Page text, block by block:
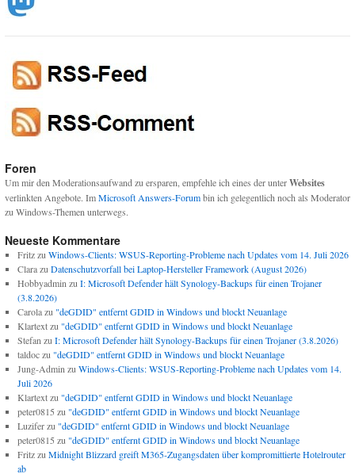
Foren
Um mir den Moderationsaufwand zu ersparen, empfehle ich eines der unterWebsites
verlinkten Angebote. ImMicrosoft Answers-Forumbin ich gelegentlich noch als Moderator
zu Windows-Themen unterwegs.
Neueste Kommentare
Fritzzu Windows-Clients: WSUS-Reporting-Probleme nach Updates vom 14. Juli 2026
Clarazu Datenschutzvorfall bei Laptop-Hersteller Framework (August 2026)
Hobbyadmin zu I: Microsoft Defender hält Synology-Backups für einen Trojaner
(3.8.2026)
Carolazu "deGDID" entfernt GDID in Windows und blockt Neuanlage
Klartextzu "deGDID" entfernt GDID in Windows und blockt Neuanlage
Stefan zu I: Microsoft Defender hält Synology-Backups für einen Trojaner (3.8.2026)
taldoczu "deGDID" entfernt GDID in Windows und blockt Neuanlage
Jung-Admin zu Windows-Clients: WSUS-Reporting-Probleme nach Updates vom 14.
Juli 2026
Klartextzu "deGDID" entfernt GDID in Windows und blockt Neuanlage
peter0815 zu "deGDID" entfernt GDID in Windows und blockt Neuanlage
Luziferzu "deGDID" entfernt GDID in Windows und blockt Neuanlage
peter0815 zu "deGDID" entfernt GDID in Windows und blockt Neuanlage
Fritzzu Midnight Blizzard greift M365-Zugangsdaten über kompromittierte Hotelrouter
ab